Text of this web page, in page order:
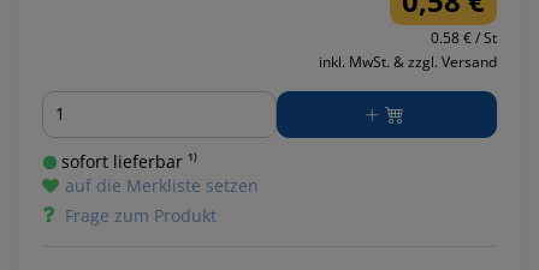
0.58 € / St
inkl. MwSt. & zzgl. Versand
Menge
sofort lieferbar ¹⁾
auf die Merkliste setzen
Frage zum Produkt